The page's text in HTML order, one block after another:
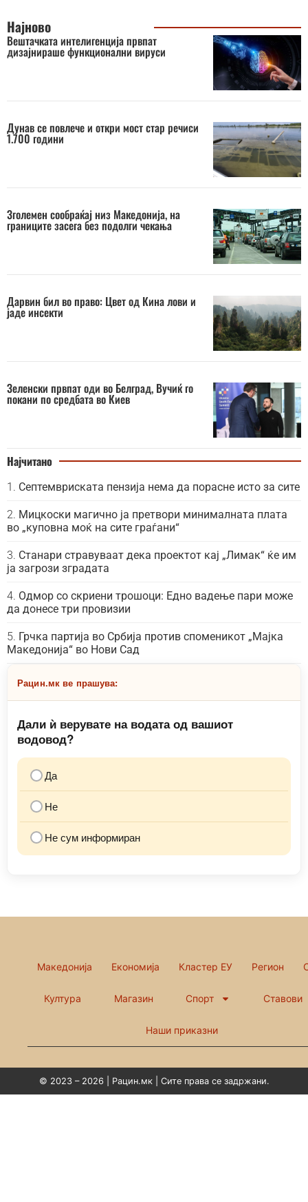
Најново
Вештачката интелигенција првпат
дизајнираше функционални вируси
Дунав се повлече и откри мост стар речиси
1.700 години
Зголемен сообраќај низ Македонија, на
границите засега без подолги чекања
Дарвин бил во право: Цвет од Кина лови и
јаде инсекти
Зеленски првпат оди во Белград, Вучиќ го
покани по средбата во Киев
Најчитано
Септемвриската пензија нема да порасне исто за сите
Мицкоски магично ја претвори минималната плата
во „куповна моќ на сите граѓани“
Станари стравуваат дека проектот кај „Лимак“ ќе им
ја загрози зградата
Одмор со скриени трошоци: Едно вадење пари може
да донесе три провизии
Грчка партија во Србија против споменикот „Мајка
Македонија“ во Нови Сад
Рацин.мк ве прашува:
Дали ѝ верувате на водата од вашиот
водовод?
Да
Не
Не сум информиран
Македонија Економија Кластер ЕУ Регион
Култура Магазин Спорт Ставови
Наши приказни
© 2023 – 2026 | Рацин.мк | Сите права се задржани.